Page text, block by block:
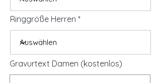
Ringgröße Herren
Gravurtext Damen (kostenlos)